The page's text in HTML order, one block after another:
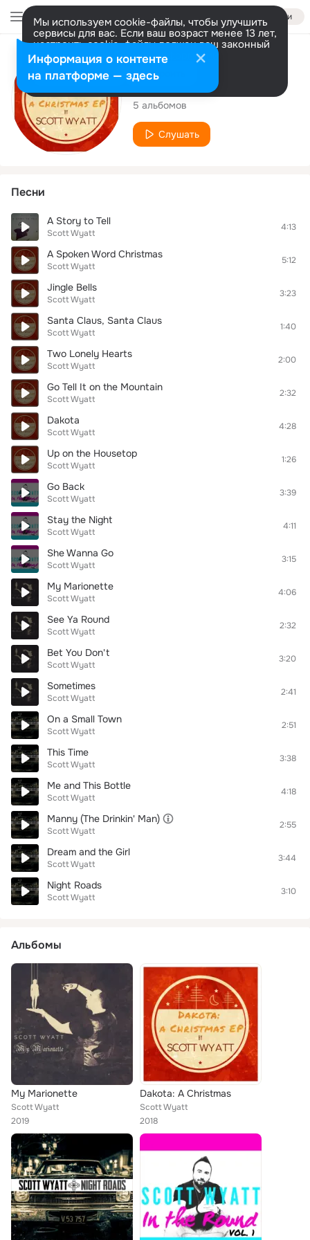
Войти
Мы используем cookie-файлы, чтобы улучшить
сервисы для вас. Если ваш возраст менее 13 лет,
настроить cookie-файлы должен ваш законный
представитель. Больше информации
Разрешить все Настроить
Исполнитель
Scott Wyatt
5 альбомов
Слушать
Песни
A Story to Tell
Scott Wyatt
4:13
A Spoken Word Christmas
Scott Wyatt
5:12
Jingle Bells
Scott Wyatt
3:23
Santa Claus, Santa Claus
Scott Wyatt
1:40
Two Lonely Hearts
Scott Wyatt
2:00
Go Tell It on the Mountain
Scott Wyatt
2:32
Dakota
Scott Wyatt
4:28
Up on the Housetop
Scott Wyatt
1:26
Go Back
Scott Wyatt
3:39
Stay the Night
Scott Wyatt
4:11
She Wanna Go
Scott Wyatt
3:15
My Marionette
Scott Wyatt
4:06
See Ya Round
Scott Wyatt
2:32
Bet You Don't
Scott Wyatt
3:20
Sometimes
Scott Wyatt
2:41
On a Small Town
Scott Wyatt
2:51
This Time
Scott Wyatt
3:38
Me and This Bottle
Scott Wyatt
4:18
Manny (The Drinkin' Man)
Scott Wyatt
2:55
Dream and the Girl
Scott Wyatt
3:44
Night Roads
Scott Wyatt
3:10
Альбомы
My Marionette
Scott Wyatt
2019
Dakota: A Christmas
Scott Wyatt
2018
Информация о контенте
на платформе — здесь